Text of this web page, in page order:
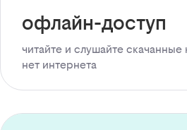
офлайн-доступ
читайте и слушайте
нет интернета